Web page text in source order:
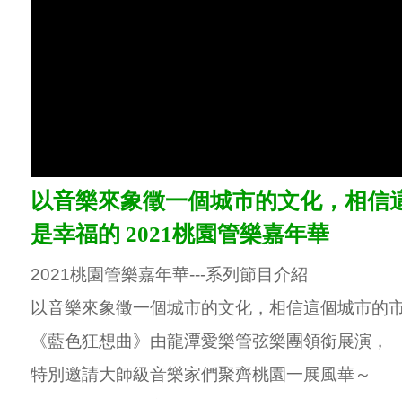
以音樂來象徵一個城市的文化，相信
是幸福的 2021桃園管樂嘉年華
2021桃園管樂嘉年華---系列節目介紹
以音樂來象徵一個城市的文化，相信這個城市的
《藍色狂想曲》由龍潭愛樂管弦樂團領銜展演，
特別邀請大師級音樂家們聚齊桃園一展風華～